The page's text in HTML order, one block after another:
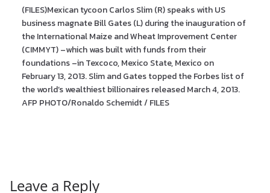
(FILES)Mexican tycoon Carlos Slim (R) speaks with US
business magnate Bill Gates (L) during the inauguration of
the International Maize and Wheat Improvement Center
(CIMMYT) –which was built with funds from their
foundations –in Texcoco, Mexico State, Mexico on
February 13, 2013. Slim and Gates topped the Forbes list of
the world’s wealthiest billionaires released March 4, 2013.
AFP PHOTO/Ronaldo Schemidt / FILES
Leave a Reply